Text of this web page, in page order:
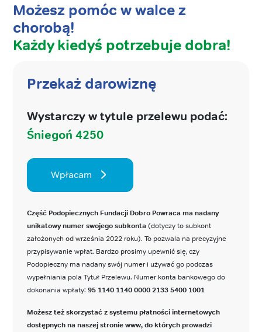
Możesz pomóc w walce z
chorobą!
Każdy kiedyś potrzebuje dobra!
Przekaż darowiznę
Wystarczy w tytule przelewu podać:
Śniegoń 4250
Wpłacam
Część Podopiecznych Fundacji Dobro Powraca ma nadany
unikatowy numer swojego subkonta (dotyczy to subkont
założonych od września 2022 roku). To pozwala na precyzyjne
przypisywanie wpłat. Bardzo prosimy upewnić się, czy
Podopieczny ma nadany swój numer i używać go podczas
wypełniania pola Tytuł Przelewu. Numer konta bankowego do
dokonania wpłaty: 95 1140 1140 0000 2133 5400 1001
Możesz też skorzystać z systemu płatności internetowych
dostępnych na naszej stronie www, do których prowadzi